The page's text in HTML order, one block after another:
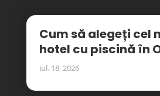
Cum să alegeți cel
hotel cu piscină în
iul. 18, 2026